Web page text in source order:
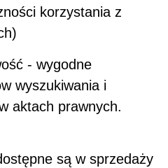
korzystania z
- wygodne
wyszukiwania i
aktach prawnych.
są w sprzedaży